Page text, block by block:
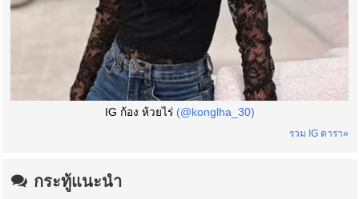
IG ก้อง ห้วยไร่ (@konglha_30)
รวม IG ดารา»
กระทู้แนะนำ